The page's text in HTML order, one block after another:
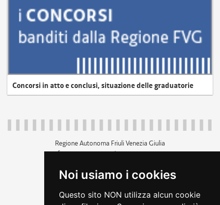
Noi usiamo i cookies
Questo sito NON utilizza alcun cookie
Concorsi in atto e conclusi, situazione delle graduatorie
Regione Autonoma Friuli Venezia Giulia
c.f. 80014930327; p.iva 00526040324
+39 040 3771111